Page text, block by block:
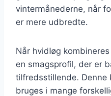
vintermånederne, når
er mere udbredte.
Når hvidløg
en smagsprofil, der er
tilfredsstillende. Denne
bruges i mange